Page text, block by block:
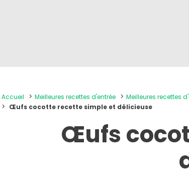
Accueil Meilleures recettes d'entrée Meilleures recettes
Œufs cocotte recette simple et délicieuse
Œufs